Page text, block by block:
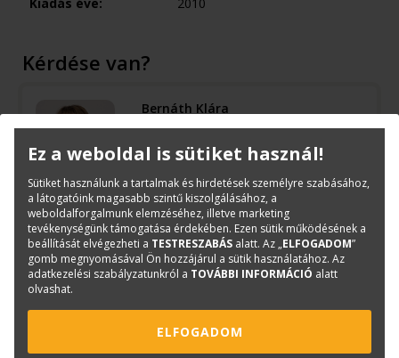
Kérdése van?
Bernáth Klára
konyvrendeles@terc.hu
+36 70 670 5194
Mások ezt is megvásárolták...
Ez a weboldal is sütiket használ!
Sütiket használunk a tartalmak és hirdetések személyre szabásához,
a látogatóink magasabb szintű kiszolgálásához, a
weboldalforgalmunk elemzéséhez, illetve marketing
tevékenységünk támogatása érdekében. Ezen sütik működésének a
beállítását elvégezheti a TESTRESZABÁS alatt. Az „ELFOGADOM”
gomb megnyomásával Ön hozzájárul a sütik használatához. Az
adatkezelési szabályzatunkról a TOVÁBBI INFORMÁCIÓ alatt
olvashat.
ELFOGADOM